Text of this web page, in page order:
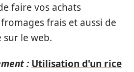
faire vos achats
frais et aussi de
sur le web.
: Utilisation d'un rice